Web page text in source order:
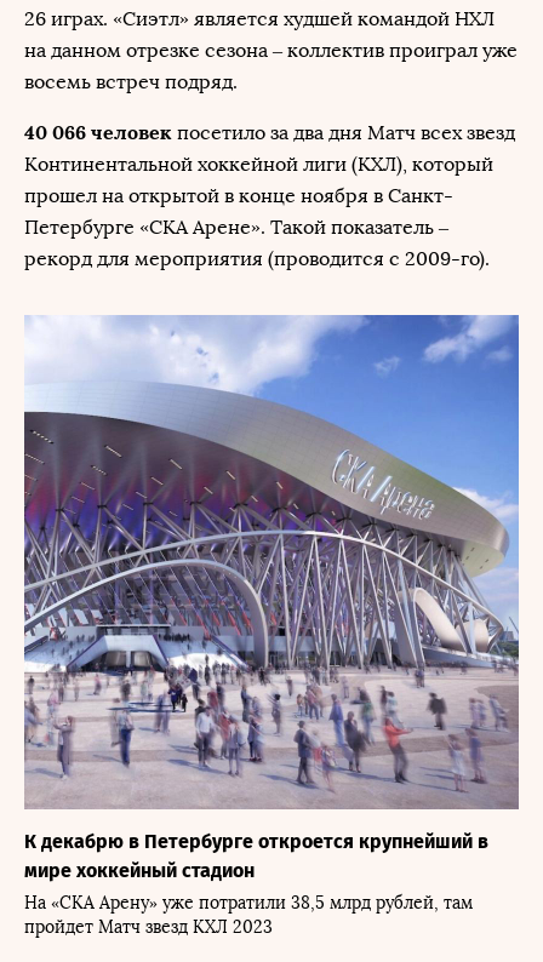
26 играх. «Сиэтл» является худшей командой НХЛ
на данном отрезке сезона – коллектив проиграл уже
восемь встреч подряд.
40 066 человек посетило за два дня Матч всех звезд
Континентальной хоккейной лиги (КХЛ), который
прошел на открытой в конце ноября в Санкт-
Петербурге «СКА Арене». Такой показатель –
рекорд для мероприятия (проводится с 2009-го).
К декабрю в Петербурге откроется крупнейший в
мире хоккейный стадион
На «СКА Арену» уже потратили 38,5 млрд рублей, там
пройдет Матч звезд КХЛ 2023